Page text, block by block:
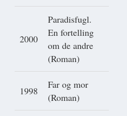
2000
Paradisfugl.
En fortelling
om de andre
(Roman)
1998
Far og mor
(Roman)